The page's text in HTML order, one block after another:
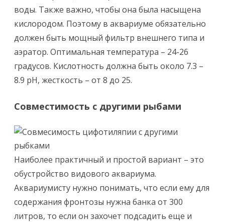
воды. Также важно, чтобы она была насыщена
кислородом. Поэтому в аквариуме обязательно
должен быть мощный фильтр внешнего типа и
аэратор. Оптимальная температура – 24-26
градусов. Кислотность должна быть около 7.3 –
8.9 pH, жесткость – от 8 до 25.
Совместимость с другими рыбами
Наиболее практичный и простой вариант – это
обустройство видового аквариума.
Аквариумисту нужно понимать, что если ему для
содержания фронтозы нужна банка от 300
литров, то если он захочет подсадить еще и